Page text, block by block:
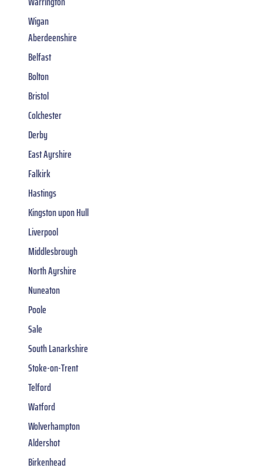
Wigan
Aberdeenshire
Belfast
Bolton
Bristol
Colchester
Derby
East Ayrshire
Falkirk
Hastings
Kingston upon Hull
Liverpool
Middlesbrough
North Ayrshire
Nuneaton
Poole
Sale
South Lanarkshire
Stoke-on-Trent
Telford
Watford
Wolverhampton
Aldershot
Birkenhead